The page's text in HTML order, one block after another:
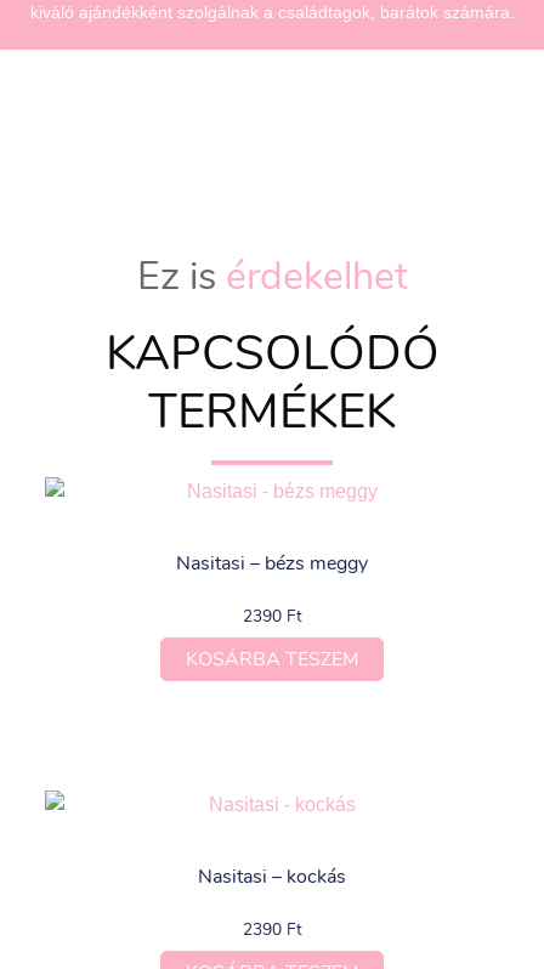
kiváló ajándékként szolgálnak a családtagok, barátok számára.
Ez is érdekelhet
KAPCSOLÓDÓ
TERMÉKEK
Nasitasi – bézs meggy
2390 Ft
KOSÁRBA TESZEM
Nasitasi – kockás
2390 Ft